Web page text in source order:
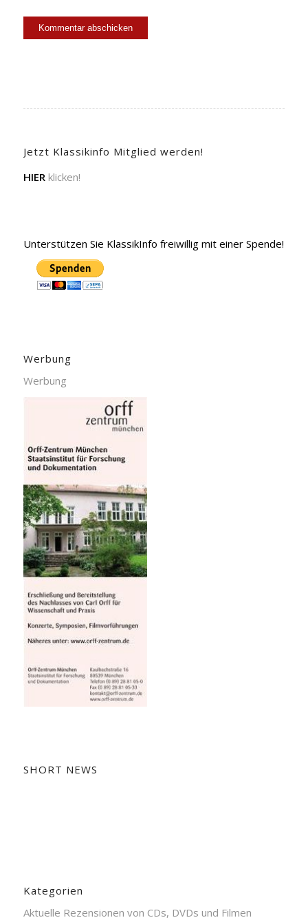
Jetzt Klassikinfo Mitglied werden!
HIER klicken!
Unterstützen Sie KlassikInfo freiwillig mit einer Spende!
Werbung
Werbung
SHORT NEWS
Kategorien
Aktuelle Rezensionen von CDs, DVDs und Filmen